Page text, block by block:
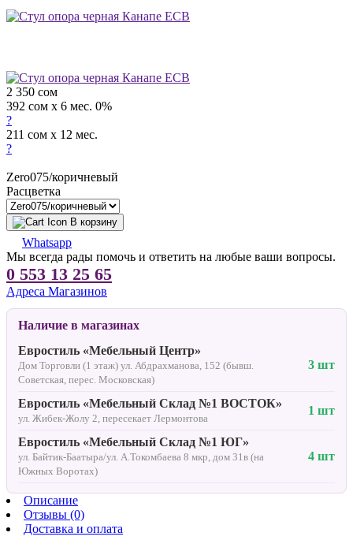
2 350 сом
392 сом x 6 мес. 0%
?
211 сом x 12 мес.
?
Zero075/коричневый
Расцветка
В корзину
Whatsapp
Мы всегда рады помочь и ответить на любые ваши вопросы.
0 553 13 25 65
Адреса Магазинов
Наличие в магазинах
Евростиль «Мебельный Центр»
Дом Торговли (1 этаж) ул. Абдрахманова, 152 (бывш.
Советская, перес. Московская)
3 шт
Евростиль «Мебельный Склад №1 ВОСТОК»
ул. Жибек-Жолу 2, пересекает Лермонтова
1 шт
Евростиль «Мебельный Склад №1 ЮГ»
ул. Байтик-Баатыра/ул. А.Токомбаева 8 мкр, дом 31в (на
Южных Воротах)
4 шт
Описание
Отзывы (0)
Доставка и оплата